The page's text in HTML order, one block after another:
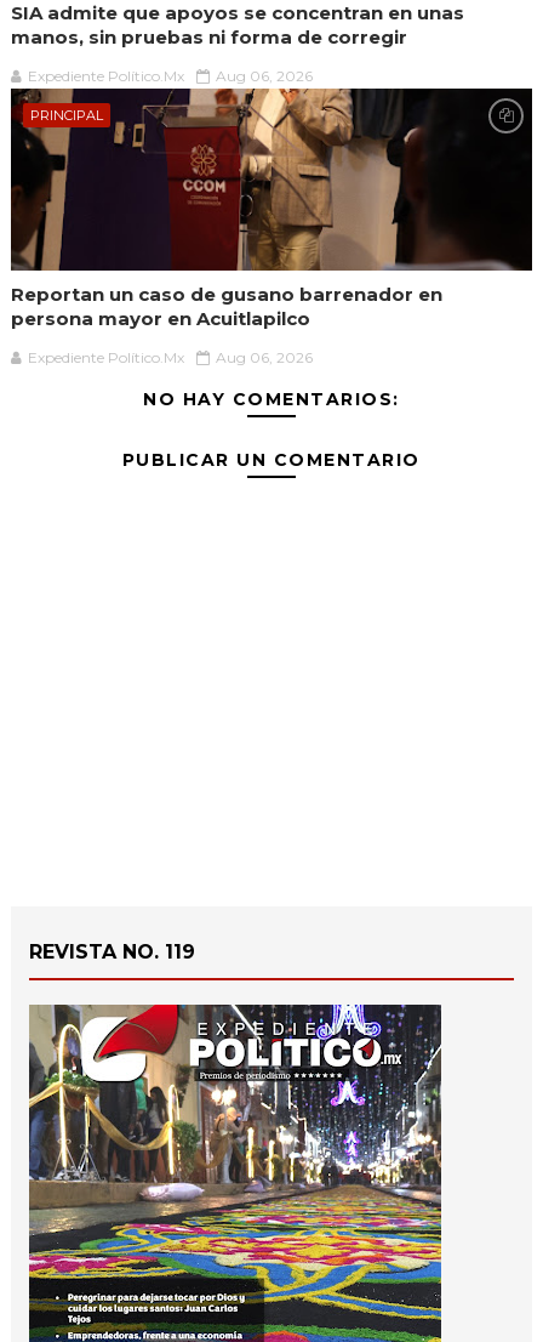
SIA admite que apoyos se concentran en unas
manos, sin pruebas ni forma de corregir
Expediente Político.Mx Aug 06, 2026
PRINCIPAL
Reportan un caso de gusano barrenador en
persona mayor en Acuitlapilco
Expediente Político.Mx Aug 06, 2026
NO HAY COMENTARIOS:
PUBLICAR UN COMENTARIO
REVISTA NO. 119